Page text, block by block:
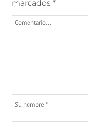
marcados *